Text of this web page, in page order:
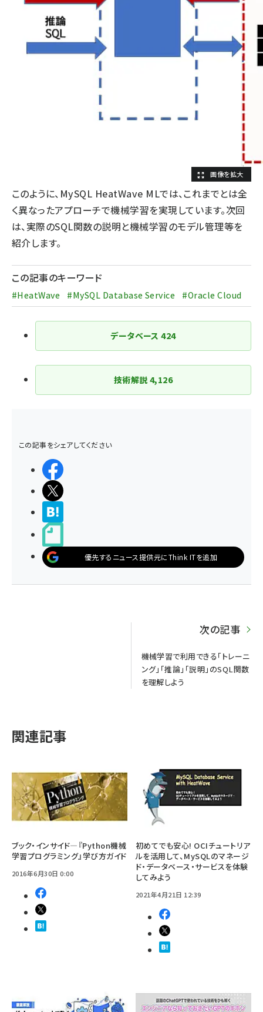
このように、MySQL HeatWave MLでは、これまでとは全
く異なったアプローチで機械学習を実現しています。次回
は、実際のSQL関数の説明と機械学習のモデル管理等を
紹介します。
この記事のキーワード
#HeatWave #MySQL Database Service #Oracle Cloud
データベース424
技術解説 4,126
この記事をシェアしてください
優先するニュース提供元にThink ITを追加
次の記事
機械学習で利用できる「トレーニ
ング」「推論」「説明」のSQL関数
を理解しよう
関連記事
ブック・インサイド―『Python機械
学習プログラミング』学び方ガイド
2016年6月30日 0:00
初めてでも安心! OCIチュートリア
ルを活用して、MySQLのマネージ
ド・データベース・サービスを体験
してみよう
2021年4月21日 12:39